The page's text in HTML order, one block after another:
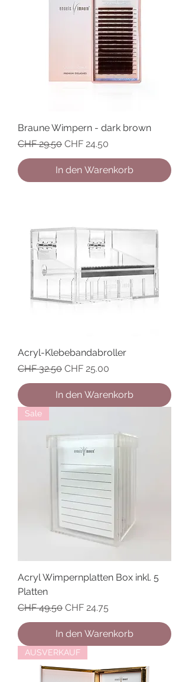
Braune Wimpern - dark brown
Standardpreis
CHF 29.50 Sale-Preis
CHF 24.50
In den Warenkorb
Acryl-Klebebandabroller
Standardpreis
CHF 32.50 Sale-Preis
CHF 25.00
In den Warenkorb
Sale
Acryl Wimpernplatten Box inkl. 5
Platten
Standardpreis
CHF 49.50 Sale-Preis
CHF 24.75
In den Warenkorb
AUSVERKAUF